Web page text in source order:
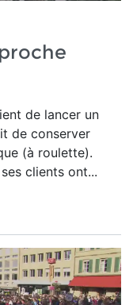
de lancer un
de conserver
(à roulette).
clients ont...